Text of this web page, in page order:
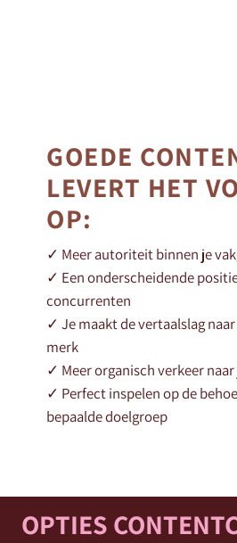
GOEDE
LEVERT HET
OP:
✓ Meer autoriteit binnen je
✓ Een onderscheidende
concurrenten
✓ Je maakt de vertaalslag
merk
✓ Meer organisch verkeer
✓ Perfect inspelen op de
bepaalde doelgroep
OPTIES